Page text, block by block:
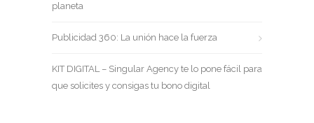
planeta
Publicidad 360: La unión hace la fuerza
KIT DIGITAL – Singular Agency te lo pone fácil para
que solicites y consigas tu bono digital